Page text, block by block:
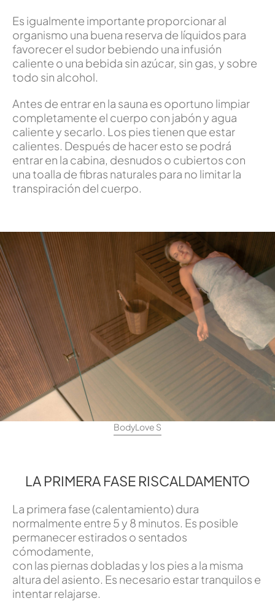
Es igualmente importante proporcionar al
organismo una buena reserva de líquidos para
favorecer el sudor bebiendo una infusión
caliente o una bebida sin azúcar, sin gas, y sobre
todo sin alcohol.
Antes de entrar en la sauna es oportuno limpiar
completamente el cuerpo con jabón y agua
caliente y secarlo. Los pies tienen que estar
calientes. Después de hacer esto se podrá
entrar en la cabina, desnudos o cubiertos con
una toalla de fibras naturales para no limitar la
transpiración del cuerpo.
BodyLove S
LA PRIMERA FASE RISCALDAMENTO
La primera fase (calentamiento) dura
normalmente entre 5 y 8 minutos. Es posible
permanecer estirados o sentados
cómodamente,
con las piernas dobladas y los pies a la misma
altura del asiento. Es necesario estar tranquilos e
intentar relajarse.